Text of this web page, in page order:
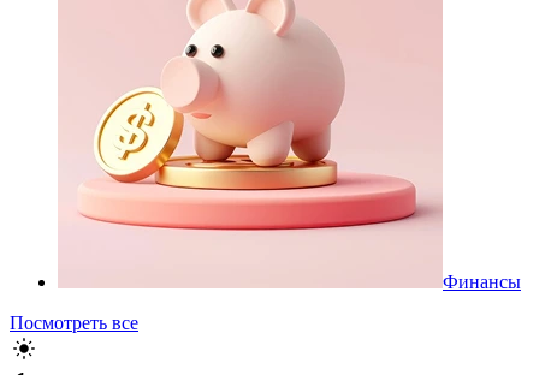
Финансы
Посмотреть все